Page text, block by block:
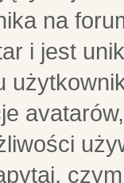
na
i jest